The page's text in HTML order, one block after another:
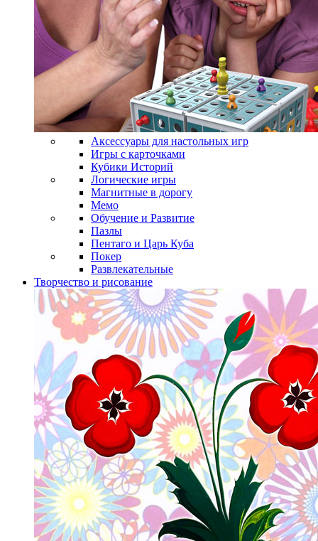
Аксессуары для настольных игр
Игры с карточками
Кубики Историй
Логические игры
Магнитные в дорогу
Мемо
Обучение и Развитие
Пазлы
Пентаго и Царь Куба
Покер
Развлекательные
Творчество и рисование